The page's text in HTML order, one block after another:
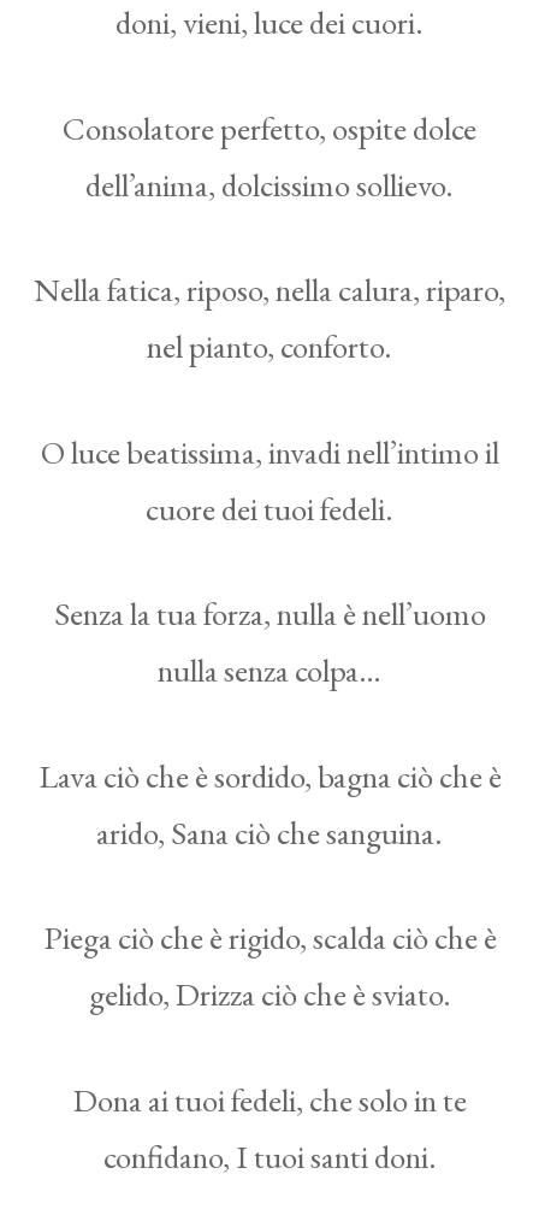
doni, vieni, luce dei cuori.
Consolatore perfetto, ospite dolce
dell’anima, dolcissimo sollievo.
Nella fatica, riposo, nella calura, riparo,
nel pianto, conforto.
O luce beatissima, invadi nell’intimo il
cuore dei tuoi fedeli.
Senza la tua forza, nulla è nell’uomo
nulla senza colpa…
Lava ciò che è sordido, bagna ciò che è
arido, Sana ciò che sanguina.
Piega ciò che è rigido, scalda ciò che è
gelido, Drizza ciò che è sviato.
Dona ai tuoi fedeli, che solo in te
confidano, I tuoi santi doni.